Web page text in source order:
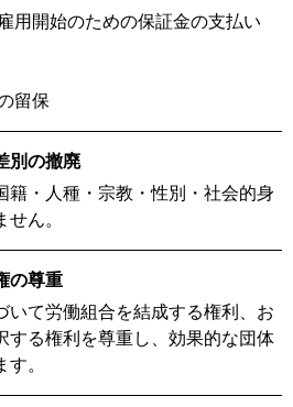
用開始のための保証金の支払い
留保
別の撤廃
籍・人種・宗教・性別・社会的身
ん。
の尊重
いて労働組合を結成する権利、お
する権利を尊重し、効果的な団体
。